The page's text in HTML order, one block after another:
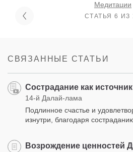
Медитации
СТАТЬЯ 6 ИЗ
СВЯЗАННЫЕ СТАТЬИ
Сострадание как
14-й Далай-лама
Подлинное счастье и
изнутри, благодаря
Возрождение ценностей